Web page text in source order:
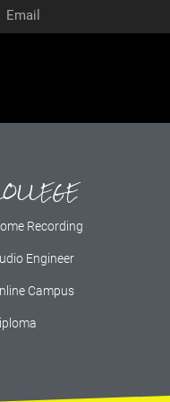
Recording
Engineer
Campus